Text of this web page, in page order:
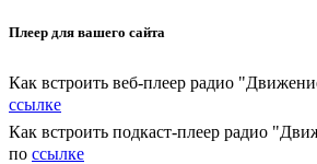
Плеер для вашего сайта
Как встроить веб-плеер радио
ссылке
Как встроить подкаст-плеер радио
по ссылке